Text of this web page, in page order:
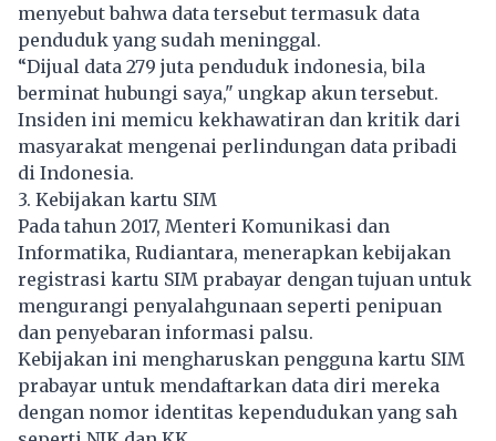
menyebut bahwa data tersebut termasuk data
penduduk yang sudah meninggal.
“Dijual data 279 juta penduduk indonesia, bila
berminat hubungi saya," ungkap akun tersebut.
Insiden ini memicu kekhawatiran dan kritik dari
masyarakat mengenai perlindungan data pribadi
di Indonesia.
3. Kebijakan kartu SIM
Pada tahun 2017, Menteri Komunikasi dan
Informatika, Rudiantara, menerapkan kebijakan
registrasi kartu SIM prabayar dengan tujuan untuk
mengurangi penyalahgunaan seperti penipuan
dan penyebaran informasi palsu.
Kebijakan ini mengharuskan pengguna kartu SIM
prabayar untuk mendaftarkan data diri mereka
dengan nomor identitas kependudukan yang sah